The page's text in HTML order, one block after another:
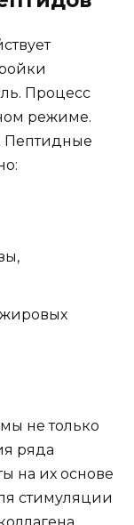
Процесс
режиме.
Пептидные
не только
ряда
на их основе
стимуляции